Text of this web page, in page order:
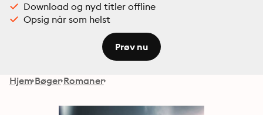
Download og nyd titler offline
Opsig når som helst
Prøv nu
Hjem Bøger Romaner